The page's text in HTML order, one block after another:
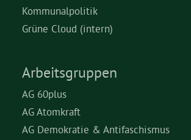
Kommunalpolitik
Grüne Cloud (intern)
Arbeitsgruppen
AG 60plus
AG Atomkraft
AG Demokratie & Antifaschismus